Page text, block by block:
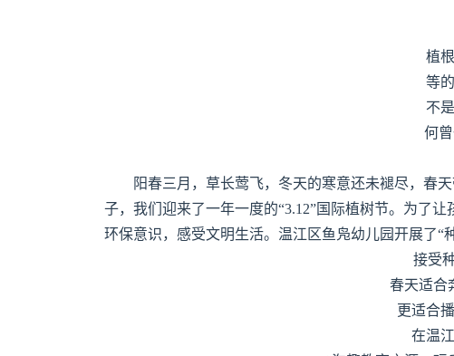
植
等
不
何曾
阳春三月，草长莺飞，冬天的寒意还未褪尽，春
子，我们迎来了一年一度的“3.12”国际植树节。为了
环保意识，感受文明生活。温江区鱼凫幼儿园开展了“
接受
春天适合
更适合
在温